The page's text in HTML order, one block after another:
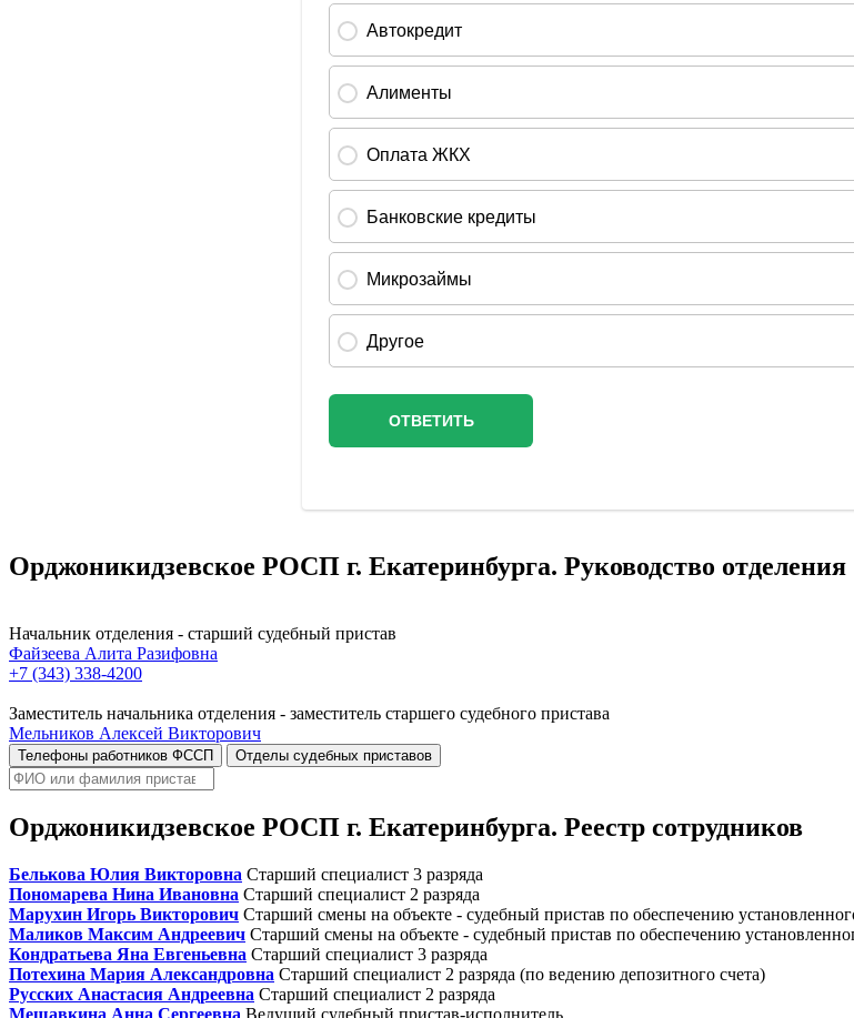
Орджоникидзевское РОСП г. Екатеринбурга. Руководство отделения
Начальник отделения - старший судебный пристав
Файзеева Алита Разифовна
+7 (343) 338-4200
Заместитель начальника отделения - заместитель старшего судебного пристава
Мельников Алексей Викторович
Телефоны работников ФССП Отделы судебных приставов
Орджоникидзевское РОСП г. Екатеринбурга. Реестр сотрудников
Белькова Юлия Викторовна Старший специалист 3 разряда
Пономарева Нина Ивановна Старший специалист 2 разряда
Марухин Игорь Викторович Старший смены на объекте - судебный пристав по обеспечению
Маликов Максим Андреевич Старший смены на объекте - судебный пристав по обеспечению
Кондратьева Яна Евгеньевна Старший специалист 3 разряда
Потехина Мария Александровна Старший специалист 2 разряда (по ведению депозитного счета)
Русских Анастасия Андреевна Старший специалист 2 разряда
Мешавкина Анна Сергеевна Ведущий судебный пристав-исполнитель